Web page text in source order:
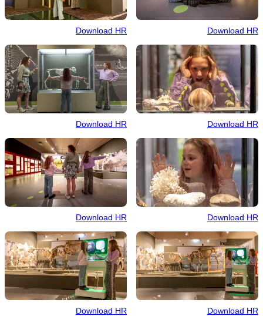
Download HR Download HR
Download HR Download HR
Download HR Download HR
Download HR Download HR